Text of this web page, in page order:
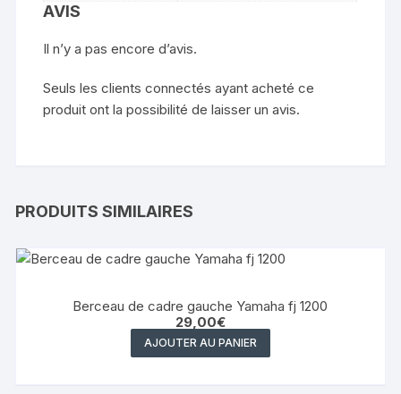
AVIS
Il n’y a pas encore d’avis.
Seuls les clients connectés ayant acheté ce
produit ont la possibilité de laisser un avis.
PRODUITS SIMILAIRES
Berceau de cadre gauche Yamaha fj 1200
29,00€
AJOUTER AU PANIER